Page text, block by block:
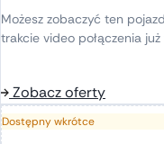
Możesz zobaczyć ten
trakcie video połączenia
Zobacz oferty
Dostępny wkrótce